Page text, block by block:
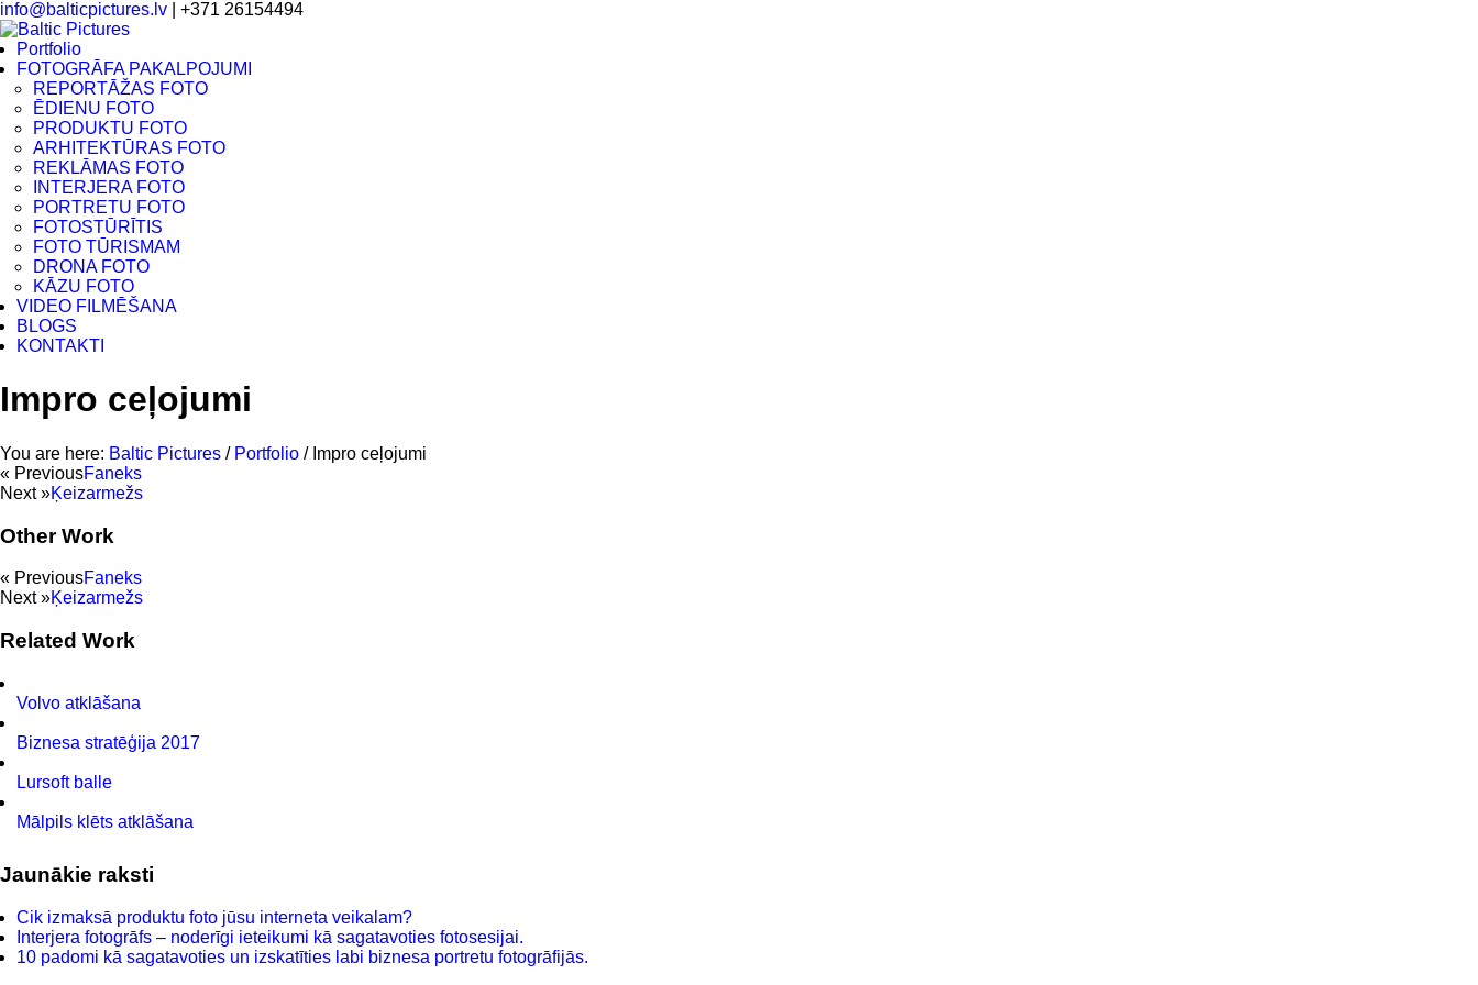
info@balticpictures.lv | +371 26154494
Portfolio
FOTOGRĀFA PAKALPOJUMI
REPORTĀŽAS FOTO
ĒDIENU FOTO
PRODUKTU FOTO
ARHITEKTŪRAS FOTO
REKLĀMAS FOTO
INTERJERA FOTO
PORTRETU FOTO
FOTOSTŪRĪTIS
FOTO TŪRISMAM
DRONA FOTO
KĀZU FOTO
VIDEO FILMĒŠANA
BLOGS
KONTAKTI
Impro ceļojumi
You are here: Baltic Pictures / Portfolio / Impro ceļojumi
« PreviousFaneks
Next »Ķeizarmežs
Other Work
« PreviousFaneks
Next »Ķeizarmežs
Related Work
Volvo atklāšana
Biznesa stratēģija 2017
Lursoft balle
Mālpils klēts atklāšana
Jaunākie raksti
Cik izmaksā produktu foto jūsu interneta veikalam?
Interjera fotogrāfs – noderīgi ieteikumi kā sagatavoties fotosesijai.
10 padomi kā sagatavoties un izskatīties labi biznesa portretu fotogrāfijās.